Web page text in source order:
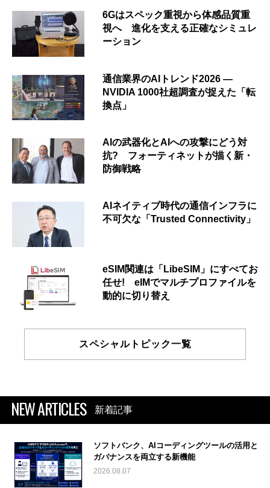
6Gはスペック重視から体感品質重
視へ 進化を支える正確なシミュレ
ーション
通信業界のAIトレンド2026 ―
NVIDIA 1000社超調査が捉えた「転
換点」
AIの武器化とAIへの攻撃にどう対
抗? フォーティネットが描く新・
防御戦略
AIネイティブ時代の通信インフラに
不可欠な「Trusted Connectivity」
eSIM関連は「LibeSIM」にすべてお
任せ! eIMでマルチプロファイルを
動的に切り替え
スペシャルトピック一覧
NEW ARTICLES 新着記事
ソフトバンク、AIコーディングツールの活用と
ガバナンスを両立する新機能
2026.08.07